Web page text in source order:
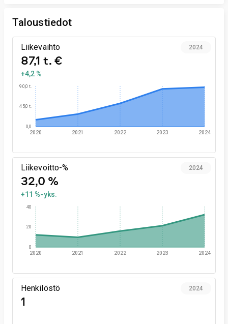
Taloustiedot
Liikevaihto
87,1 t. €
+4,2 %
2024
2020 2021 2022 2023 2024
0,0
45,0 t.
90,0 t.
Liikevoitto-%
32,0 %
+11 %-yks.
2024
2020 2021 2022 2023 2024
0
20
40
Henkilöstö
1
2024